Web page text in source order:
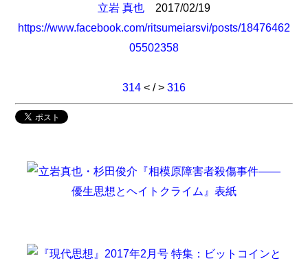
立岩 真也 2017/02/19
https://www.facebook.com/ritsumeiarsvi/posts/18476462
05502358
314 < / > 316